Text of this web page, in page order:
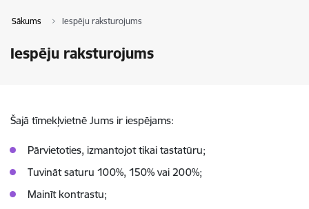
Sākums Iespēju raksturojums
Iespēju raksturojums
Šajā tīmekļvietnē Jums ir iespējams:
Pārvietoties, izmantojot tikai tastatūru;
Tuvināt saturu 100%, 150% vai 200%;
Mainīt kontrastu;